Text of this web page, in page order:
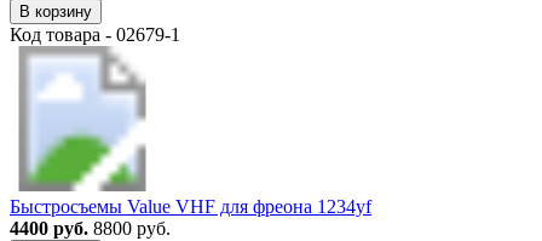
В корзину
Код товара - 02679-1
Быстросъемы Value VHF для фреона 1234yf
4400 руб. 8800 руб.